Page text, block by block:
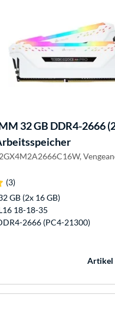
32 GB DDR4-2666
(3)
GB (2x 16 GB)
18-18-35
2666 (PC4-21300)
Artikel